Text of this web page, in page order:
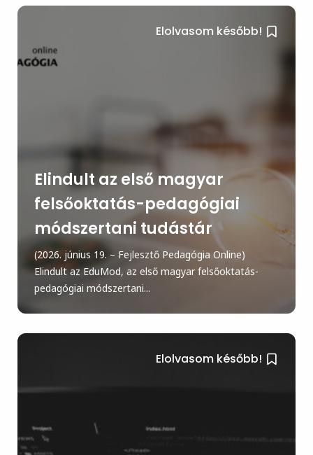
Elolvasom később!
Elindult az első magyar
felsőoktatás-pedagógiai
módszertani tudástár
(2026. június 19. – Fejlesztő Pedagógia Online)
Elindult az EduMod, az első magyar felsőoktatás-
pedagógiai módszertani...
Elolvasom később!